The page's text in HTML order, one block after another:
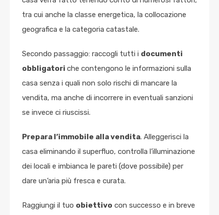
tra cui anche la classe energetica, la collocazione
geografica e la categoria catastale.
Secondo passaggio: raccogli tutti i documenti
obbligatori che contengono le informazioni sulla
casa senza i quali non solo rischi di mancare la
vendita, ma anche di incorrere in eventuali sanzioni
se invece ci riuscissi.
Prepara l’immobile alla vendita. Alleggerisci la
casa eliminando il superfluo, controlla l’illuminazione
dei locali e imbianca le pareti (dove possibile) per
dare un’aria più fresca e curata.
Raggiungi il tuo obiettivo con successo e in breve